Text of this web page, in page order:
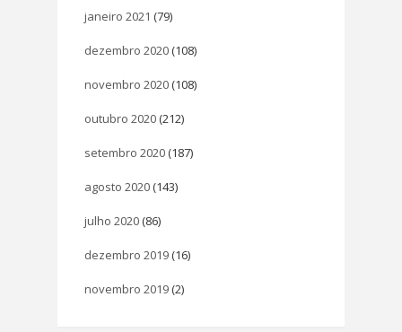
janeiro 2021 (79)
dezembro 2020 (108)
novembro 2020 (108)
outubro 2020 (212)
setembro 2020 (187)
agosto 2020 (143)
julho 2020 (86)
dezembro 2019 (16)
novembro 2019 (2)